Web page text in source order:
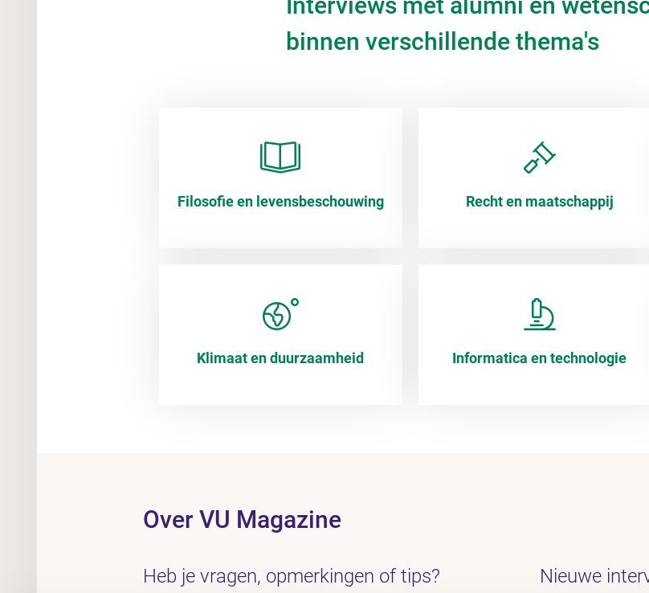
binnen verschillende thema's
Filosofie en levensbeschouwing Recht en maatschappij
Klimaat en duurzaamheid Informatica en technologie
Over VU Magazine
Heb je vragen, opmerkingen of tips?
Nieuwe